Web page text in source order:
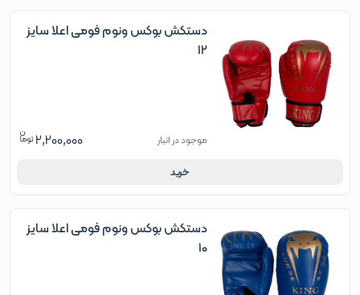
دستکش بوکس ونوم فومی اعلا سایز
12
موجود در انبار 2,200,000
خرید
دستکش بوکس ونوم فومی اعلا سایز
10